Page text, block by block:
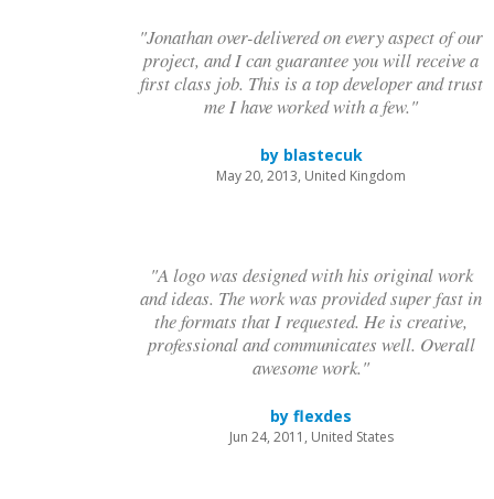
"Jonathan over-delivered on every aspect of our
project, and I can guarantee you will receive a
first class job. This is a top developer and trust
me I have worked with a few."
by blastecuk
May 20, 2013, United Kingdom
"A logo was designed with his original work
and ideas. The work was provided super fast in
the formats that I requested. He is creative,
professional and communicates well. Overall
awesome work."
by flexdes
Jun 24, 2011, United States